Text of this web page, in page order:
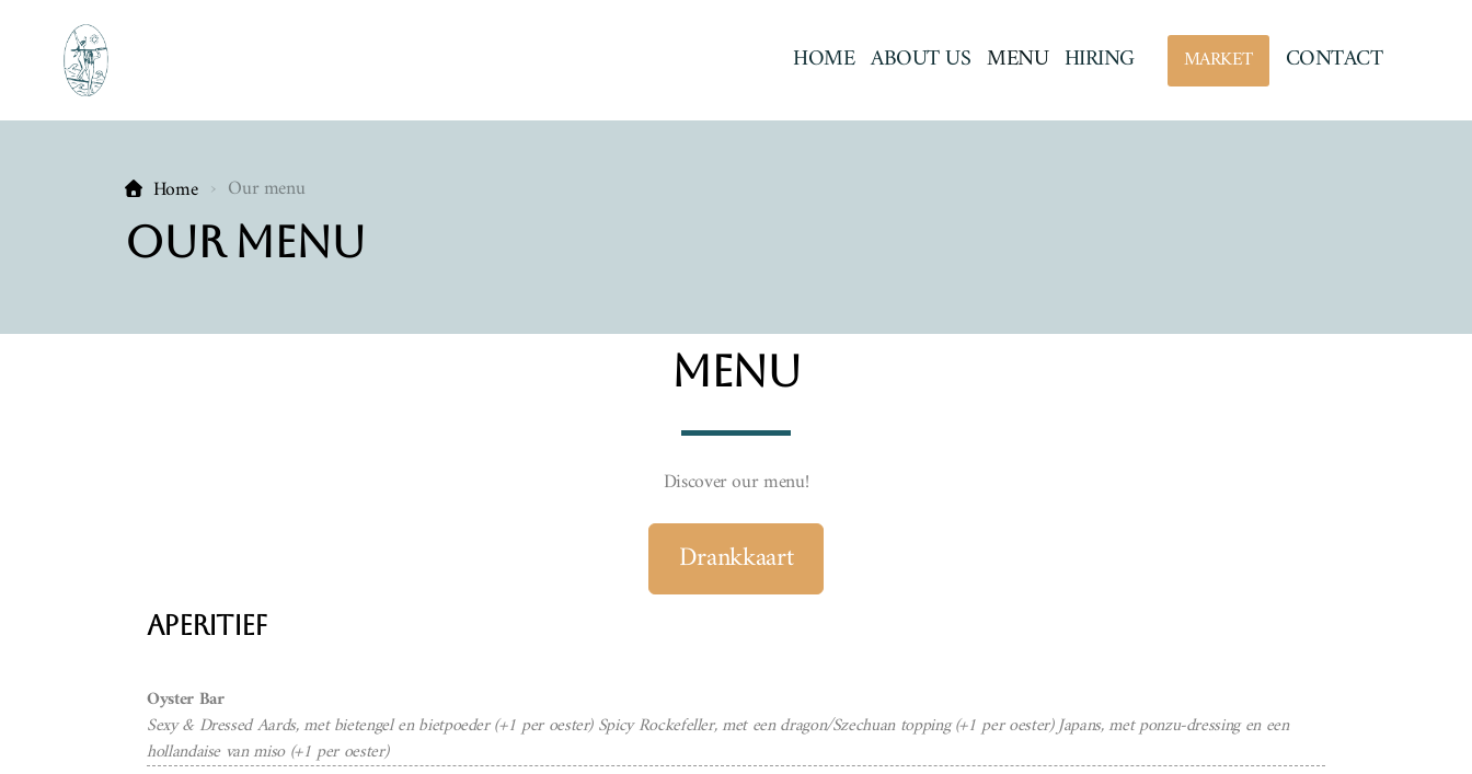
HOME ABOUT US MENU HIRING MARKET CONTACT
Home Our menu
Our menu
Menu
Discover our menu!
Drankkaart
Aperitief
Oyster Bar
Sexy & Dressed Aards, met bietengel en bietpoeder (+1 per oester) Spicy Rockefeller, met een dragon/Szechuan topping (+1 per oester) Japans, met ponzu-dressing en een
hollandaise van miso (+1 per oester)